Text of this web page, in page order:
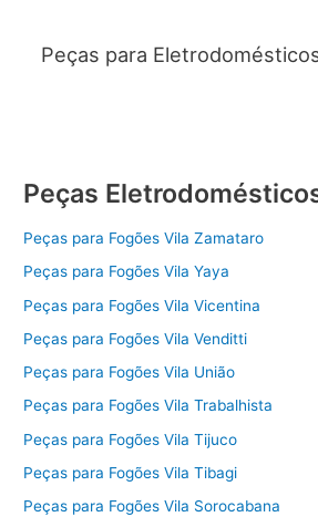
Peças para
Peças
Peças para Fogões Vila Zamataro
Peças para Fogões Vila Yaya
Peças para Fogões Vila Vicentina
Peças para Fogões Vila Venditti
Peças para Fogões Vila União
Peças para Fogões Vila Trabalhista
Peças para Fogões Vila Tijuco
Peças para Fogões Vila Tibagi
Peças para Fogões Vila Sorocabana